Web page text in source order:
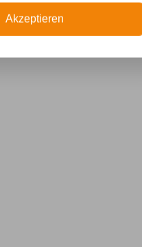
Akzeptieren